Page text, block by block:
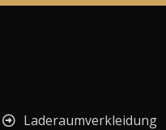
Laderaumverkleidung